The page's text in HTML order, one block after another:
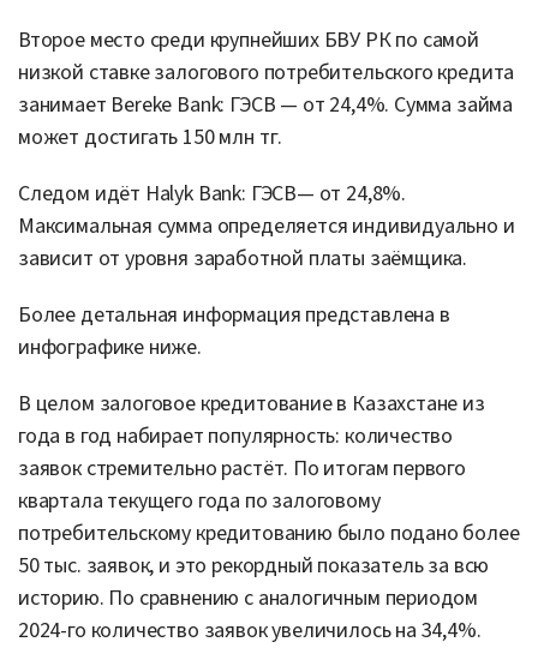
Второе место среди крупнейших БВУ РК по самой
низкой ставке залогового потребительского кредита
занимает Bereke Bank: ГЭСВ — от 24,4%. Сумма займа
может достигать 150 млн тг.
Следом идёт Halyk Bank: ГЭСВ— от 24,8%.
Максимальная сумма определяется индивидуально и
зависит от уровня заработной платы заёмщика.
Более детальная информация представлена в
инфографике ниже.
В целом залоговое кредитование в Казахстане из
года в год набирает популярность: количество
заявок стремительно растёт. По итогам первого
квартала текущего года по залоговому
потребительскому кредитованию было подано более
50 тыс. заявок, и это рекордный показатель за всю
историю. По сравнению с аналогичным периодом
2024-го количество заявок увеличилось на 34,4%.